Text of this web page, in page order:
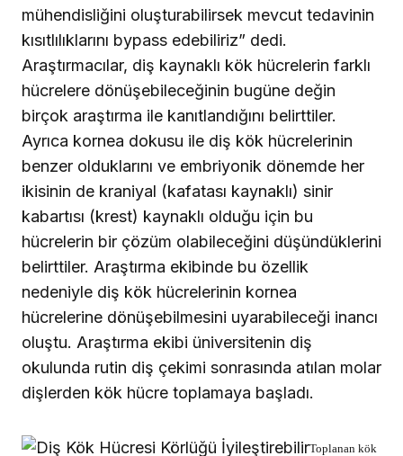
mühendisliğini oluşturabilirsek mevcut tedavinin
kısıtlılıklarını bypass edebiliriz” dedi.
Araştırmacılar, diş kaynaklı kök hücrelerin farklı
hücrelere dönüşebileceğinin bugüne değin
birçok araştırma ile kanıtlandığını belirttiler.
Ayrıca kornea dokusu ile diş kök hücrelerinin
benzer olduklarını ve embriyonik dönemde her
ikisinin de kraniyal (kafatası kaynaklı) sinir
kabartısı (krest) kaynaklı olduğu için bu
hücrelerin bir çözüm olabileceğini düşündüklerini
belirttiler. Araştırma ekibinde bu özellik
nedeniyle diş kök hücrelerinin kornea
hücrelerine dönüşebilmesini uyarabileceği inancı
oluştu. Araştırma ekibi üniversitenin diş
okulunda rutin diş çekimi sonrasında atılan molar
dişlerden kök hücre toplamaya başladı.
Toplanan kök